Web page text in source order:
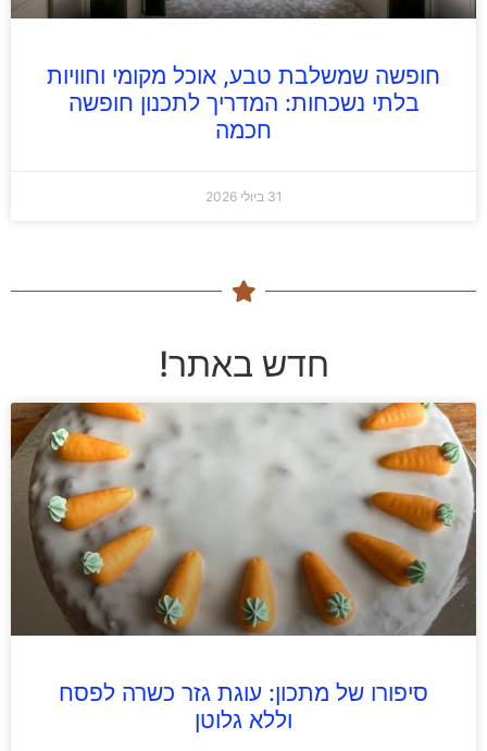
חופשה שמשלבת טבע, אוכל מקומי וחוויות
בלתי נשכחות: המדריך לתכנון חופשה
חכמה
31 ביולי 2026
חדש באתר!
סיפורו של מתכון: עוגת גזר כשרה לפסח
וללא גלוטן